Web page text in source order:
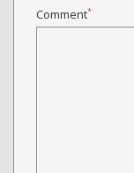
Comment*